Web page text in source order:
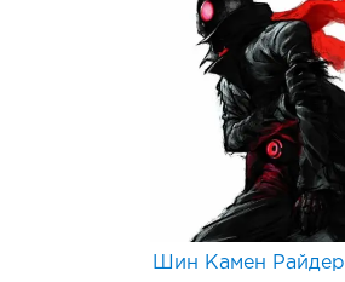
Шин Камен Райдер